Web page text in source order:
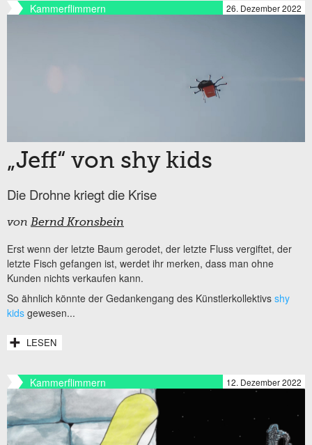
Kammerflimmern 26. Dezember 2022
„Jeff“ von shy kids
Die Drohne kriegt die Krise
von Bernd Kronsbein
Erst wenn der letzte Baum gerodet, der letzte Fluss vergiftet, der
letzte Fisch gefangen ist, werdet ihr merken, dass man ohne
Kunden nichts verkaufen kann.
So ähnlich könnte der Gedankengang des Künstlerkollektivs shy
kids gewesen...
LESEN
Kammerflimmern 12. Dezember 2022